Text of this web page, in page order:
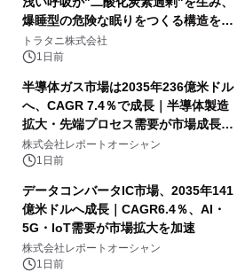
爆睡型の危険な眠りをつくる構造を解
説
トラタニ株式会社
1日前
半導体ガス市場は2035年236億米ドル
へ、CAGR 7.4％で成長｜半導体製造
拡大・先端プロセス需要が市場成長を
加速
株式会社レポートオーシャン
1日前
データコンバータIC市場、2035年141
億米ドルへ成長｜CAGR6.4％、AI・
5G・IoT需要が市場拡大を加速
株式会社レポートオーシャン
1日前